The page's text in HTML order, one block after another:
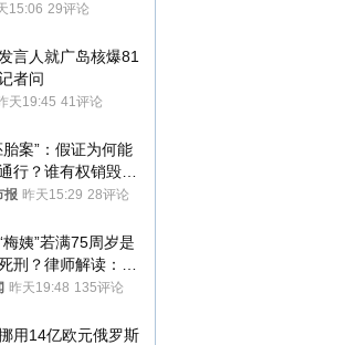
15:06 29评论
言人就广岛核爆81
者问
天19:45 41评论
胎案”：假证为何能
行？谁有权销毁胚
报 昨天15:29 28评论
梅姨”若满75周岁是
刑？律师解读：很
会被判处死刑
昨天19:48 135评论
用14亿欧元俄罗斯